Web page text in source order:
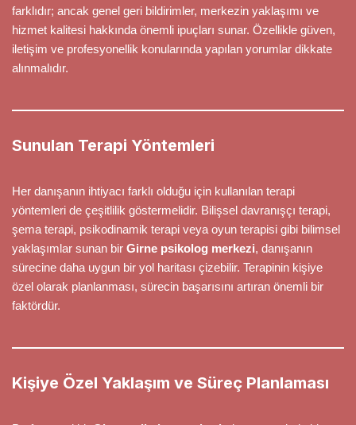
farklıdır; ancak genel geri bildirimler, merkezin yaklaşımı ve
hizmet kalitesi hakkında önemli ipuçları sunar. Özellikle güven,
iletişim ve profesyonellik konularında yapılan yorumlar dikkate
alınmalıdır.
Sunulan Terapi Yöntemleri
Her danışanın ihtiyacı farklı olduğu için kullanılan terapi
yöntemleri de çeşitlilik göstermelidir. Bilişsel davranışçı terapi,
şema terapi, psikodinamik terapi veya oyun terapisi gibi bilimsel
yaklaşımlar sunan bir Girne psikolog merkezi, danışanın
sürecine daha uygun bir yol haritası çizebilir. Terapinin kişiye
özel olarak planlanması, sürecin başarısını artıran önemli bir
faktördür.
Kişiye Özel Yaklaşım ve Süreç Planlaması